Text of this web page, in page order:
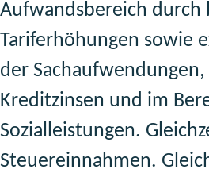
Aufwandsbereich durch
Tariferhöhungen sowie
der
Kreditzinsen und im
Sozialleistungen.
Steuereinnahmen.